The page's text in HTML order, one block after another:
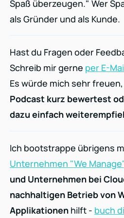
Spaß überzeugen." Wer
als Gründer und als Kunde.
Hast du Fragen oder
Schreib mir gerne per E-
Es würde mich sehr freuen,
Podcast kurz bewertest
dazu einfach
Ich bootstrappe übrigens
Unternehmen "We Manage"
und Unternehmen bei
nachhaltigen Betrieb von
Applikationen hilft - buch